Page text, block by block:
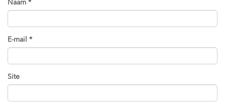
Naam *
E-mail *
Site